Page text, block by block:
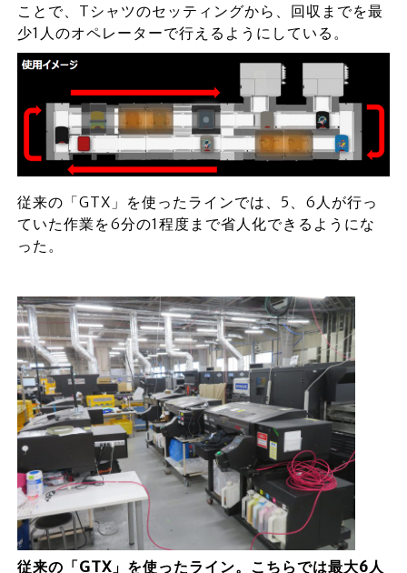
ことで、Tシャツのセッティングから、回収までを最
少1人のオペレーターで行えるようにしている。
従来の「GTX」を使ったラインでは、5、6人が行っ
ていた作業を6分の1程度まで省人化できるようにな
った。
従来の「GTX」を使ったライン。こちらでは最大6人